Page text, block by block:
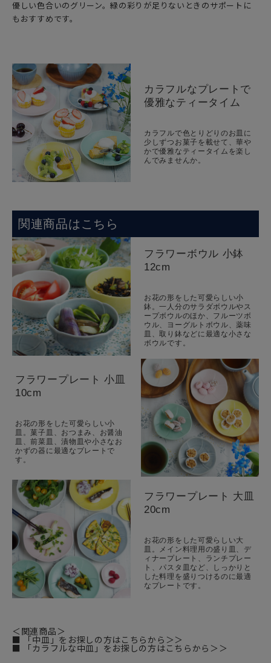
優しい色合いのグリーン。緑の彩りが足りないときのサポートに
もおすすめです。
カラフルなプレートで
優雅なティータイム
カラフルで色とりどりのお皿に
少しずつお菓子を載せて、華や
かで優雅なティータイムを楽し
んでみませんか。
関連商品はこちら
フラワーボウル 小鉢
12cm
お花の形をした可愛らしい小
鉢。一人分のサラダボウルやス
ープボウルのほか、フルーツボ
ウル、ヨーグルトボウル、薬味
皿、取り鉢などに最適な小さな
ボウルです。
フラワープレート 小皿
10cm
お花の形をした可愛らしい小
皿。菓子皿、おつまみ、お醤油
皿、前菜皿、漬物皿や小さなお
かずの器に最適なプレートで
す。
フラワープレート 大皿
20cm
お花の形をした可愛らしい大
皿。メイン料理用の盛り皿、デ
ィナープレート、ランチプレー
ト、パスタ皿など、しっかりと
した料理を盛りつけるのに最適
なプレートです。
＜関連商品＞
■ 「中皿」をお探しの方はこちらから＞＞
■ 「カラフルな中皿」をお探しの方はこちらから＞＞